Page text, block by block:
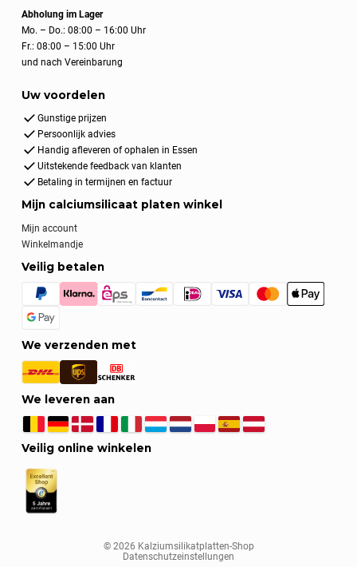
Abholung im Lager
Mo. – Do.: 08:00 – 16:00 Uhr
Fr.: 08:00 – 15:00 Uhr
und nach Vereinbarung
Uw voordelen
Gunstige prijzen
Persoonlijk advies
Handig afleveren of ophalen in Essen
Uitstekende feedback van klanten
Betaling in termijnen en factuur
Mijn calciumsilicaat platen winkel
Mijn account
Winkelmandje
Veilig betalen
We verzenden met
We leveren aan
Veilig online winkelen
© 2026 Kalziumsilikatplatten-Shop
Datenschutzeinstellungen